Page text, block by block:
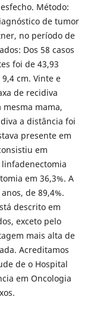
Método:
de tumor
no período de
Dos 58 casos
foi de 43,93
cm. Vinte e
de recidiva
mesma mama,
a distância foi
presente em
em
linfadenectomia
em 36,3%. A
de 89,4%.
descrito em
exceto pelo
mais alta de
Acreditamos
de o Hospital
em Oncologia